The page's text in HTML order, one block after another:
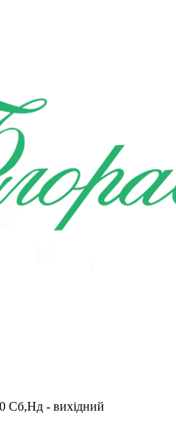
Сб,Нд - вихідний